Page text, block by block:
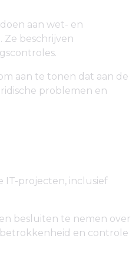
aan wet- en
Ze beschrijven
aan te tonen dat aan de
problemen en
IT-projecten, inclusief
besluiten te nemen over
en controle